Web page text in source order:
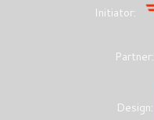
Initiator:
Partner:
Design: